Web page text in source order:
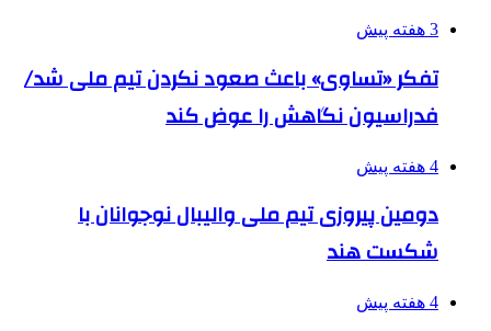
3 هفته پیش
تفکر «تساوی» باعث صعود نکردن تیم ملی شد/
فدراسیون نگاهش را عوض کند
4 هفته پیش
دومین پیروزی تیم ملی والیبال نوجوانان با
شکست هند
4 هفته پیش